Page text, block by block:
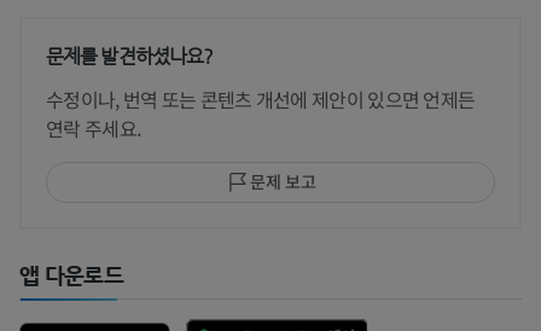
문제를 발견하셨나요?
수정이나, 번역 또는 콘텐츠 개선에 제안이 있으면 언제든
연락 주세요.
문제 보고
앱 다운로드